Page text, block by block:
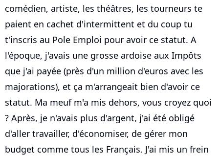
comédien, artiste, les théâtres, les tourneurs te
paient en cachet d'intermittent et du coup tu
t'inscris au Pole Emploi pour avoir ce statut. A
l'époque, j'avais une grosse ardoise aux Impôts
que j'ai payée (près d'un million d'euros avec les
majorations), et ça m'arrangeait bien d'avoir ce
statut. Ma meuf m'a mis dehors, vous croyez quoi
? Après, je n'avais plus d'argent, j'ai été obligé
d'aller travailler, d'économiser, de gérer mon
budget comme tous les Français. J'ai mis un frein